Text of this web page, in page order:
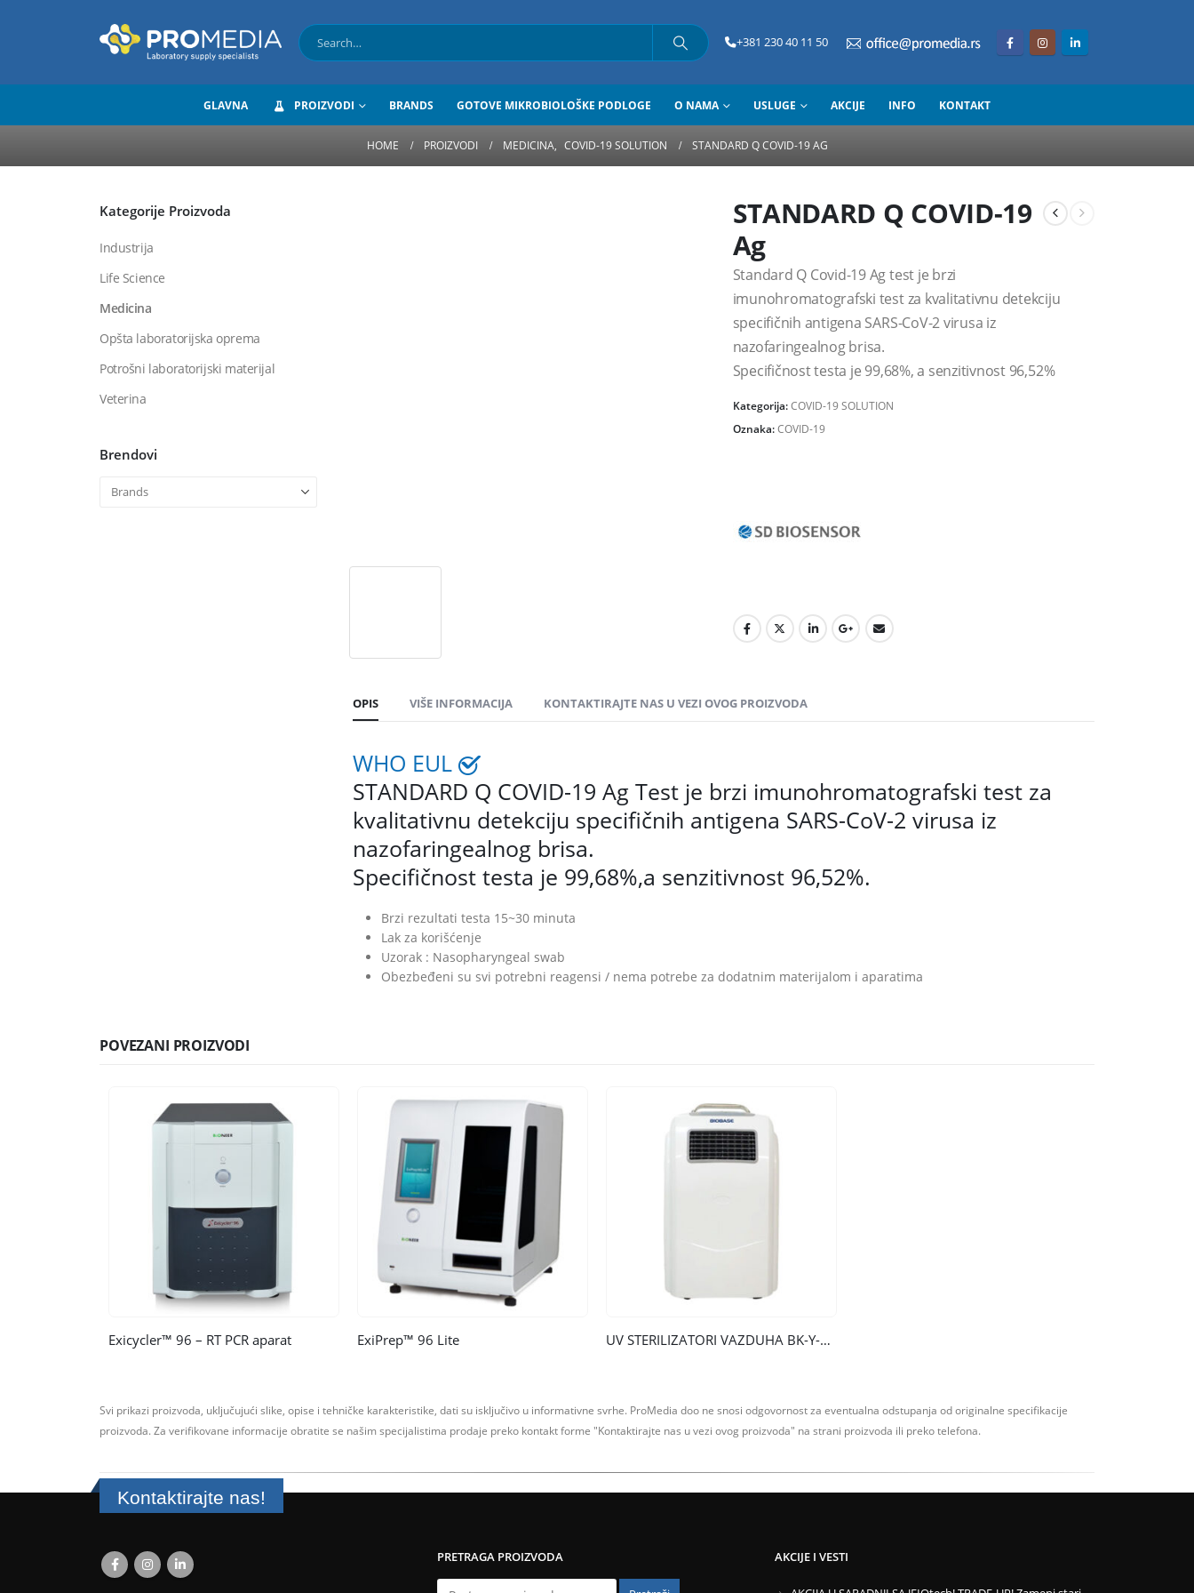
+381 230 40 11 50
GLAVNA PROIZVODI BRANDS GOTOVE MIKROBIOLOŠKE PODLOGE O NAMA USLUGE AKCIJE INFO KONTAKT
HOME PROIZVODI MEDICINA, COVID-19 SOLUTION STANDARD Q COVID-19 AG
STANDARD Q COVID-19
Ag
Standard Q Covid-19 Ag test je brzi
imunohromatografski test za kvalitativnu detekciju
specifičnih antigena SARS-CoV-2 virusa iz
nazofaringealnog brisa.
Specifičnost testa je 99,68%, a senzitivnost 96,52%
Kategorija:COVID-19 SOLUTION
Oznaka:COVID-19
OPIS VIŠE INFORMACIJA KONTAKTIRAJTE NAS U VEZI OVOG PROIZVODA
WHO EUL
STANDARD Q COVID-19 Ag Test je brzi imunohromatografski test za
kvalitativnu detekciju specifičnih antigena SARS-CoV-2 virusa iz
nazofaringealnog brisa.
Specifičnost testa je 99,68%,a senzitivnost 96,52%.
Brzi rezultati testa 15~30 minuta
Lak za korišćenje
Uzorak : Nasopharyngeal swab
Obezbeđeni su svi potrebni reagensi / nema potrebe za dodatnim materijalom i aparatima
Kategorije Proizvoda
Industrija
Life Science
Medicina
Opšta laboratorijska oprema
Potrošni laboratorijski materijal
Veterina
Brendovi
POVEZANI PROIZVODI
Exicycler™ 96 – RT PCR aparat ExiPrep™ 96 Lite UV STERILIZATORI VAZDUHA BK-Y-800
Svi prikazi proizvoda, uključujući slike, opise i tehničke karakteristike, dati su isključivo u informativne svrhe. ProMedia doo ne snosi odgovornost za eventualna odstupanja od originalne specifikacije
proizvoda. Za verifikovane informacije obratite se našim specijalistima prodaje preko kontakt forme "Kontaktirajte nas u vezi ovog proizvoda" na strani proizvoda ili preko telefona.
Kontaktirajte nas!
PRETRAGA PROIZVODA AKCIJE I VESTI